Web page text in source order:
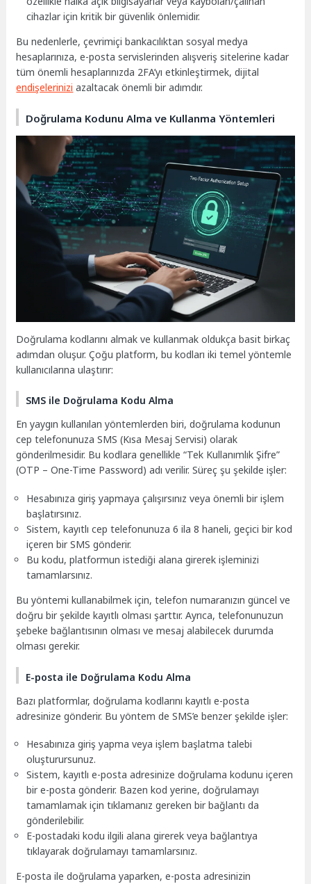
cihazlar için kritik bir güvenlik önlemidir.
Bu nedenlerle, çevrimiçi bankacılıktan sosyal medya
hesaplarınıza, e-posta servislerinden alışveriş sitelerine kadar
tüm önemli hesaplarınızda 2FA’yı etkinleştirmek, dijital
endişelerinizi azaltacak önemli bir adımdır.
Doğrulama Kodunu Alma ve Kullanma Yöntemleri
Doğrulama kodlarını almak ve kullanmak oldukça basit birkaç
adımdan oluşur. Çoğu platform, bu kodları iki temel yöntemle
kullanıcılarına ulaştırır:
SMS ile Doğrulama Kodu Alma
En yaygın kullanılan yöntemlerden biri, doğrulama kodunun
cep telefonunuza SMS (Kısa Mesaj Servisi) olarak
gönderilmesidir. Bu kodlara genellikle “Tek Kullanımlık Şifre”
(OTP – One-Time Password) adı verilir. Süreç şu şekilde işler:
Hesabınıza giriş yapmaya çalışırsınız veya önemli bir işlem
başlatırsınız.
Sistem, kayıtlı cep telefonunuza 6 ila 8 haneli, geçici bir kod
içeren bir SMS gönderir.
Bu kodu, platformun istediği alana girerek işleminizi
tamamlarsınız.
Bu yöntemi kullanabilmek için, telefon numaranızın güncel ve
doğru bir şekilde kayıtlı olması şarttır. Ayrıca, telefonunuzun
şebeke bağlantısının olması ve mesaj alabilecek durumda
olması gerekir.
E-posta ile Doğrulama Kodu Alma
Bazı platformlar, doğrulama kodlarını kayıtlı e-posta
adresinize gönderir. Bu yöntem de SMS’e benzer şekilde işler:
Hesabınıza giriş yapma veya işlem başlatma talebi
oluşturursunuz.
Sistem, kayıtlı e-posta adresinize doğrulama kodunu içeren
bir e-posta gönderir. Bazen kod yerine, doğrulamayı
tamamlamak için tıklamanız gereken bir bağlantı da
gönderilebilir.
E-postadaki kodu ilgili alana girerek veya bağlantıya
tıklayarak doğrulamayı tamamlarsınız.
E-posta ile doğrulama yaparken, e-posta adresinizin